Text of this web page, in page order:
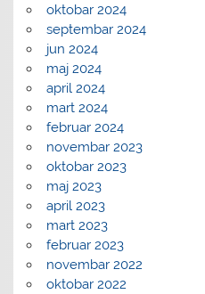
oktobar 2024
septembar 2024
jun 2024
maj 2024
april 2024
mart 2024
februar 2024
novembar 2023
oktobar 2023
maj 2023
april 2023
mart 2023
februar 2023
novembar 2022
oktobar 2022